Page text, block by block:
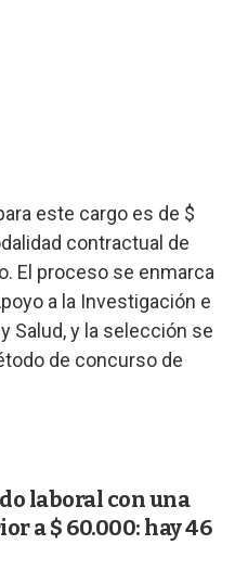
este cargo es de $
contractual de
El proceso se enmarca
a la Investigación e
Salud, y la selección se
de concurso de
laboral con una
a $ 60.000: hay 46